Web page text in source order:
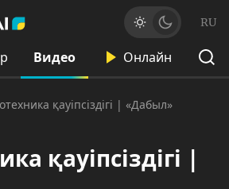
RU
Видео Онлайн
қауіпсіздігі | «Дабыл»
қауіпсіздігі |